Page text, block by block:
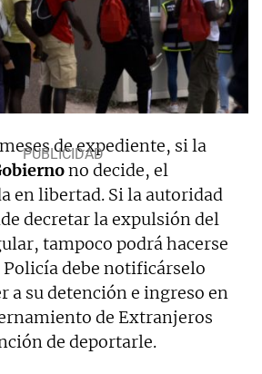
de expediente, si la
no decide, el
en libertad. Si la autoridad
decretar la expulsión del
tampoco podrá hacerse
debe notificárselo
a su detención e ingreso en
de Extranjeros
de deportarle.